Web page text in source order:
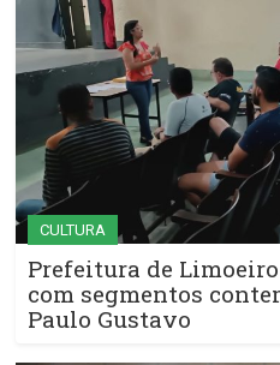
CULTURA
Prefeitura de
com segmentos
Paulo Gustavo